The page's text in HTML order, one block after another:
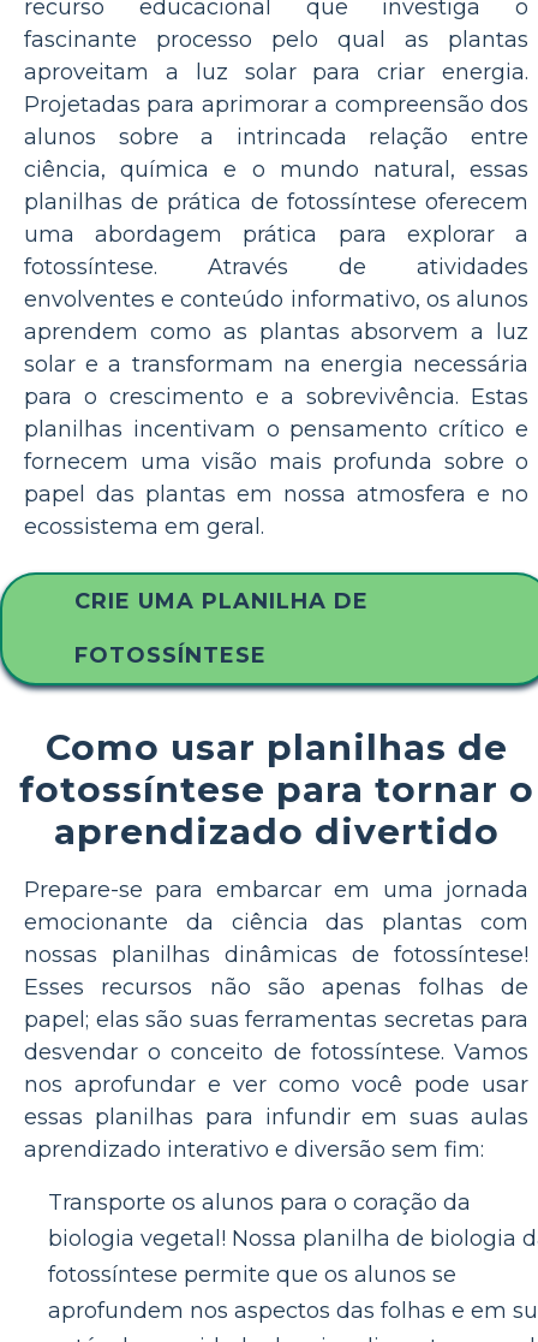
recurso educacional que investiga o
fascinante processo pelo qual as plantas
aproveitam a luz solar para criar energia.
Projetadas para aprimorar a compreensão dos
alunos sobre a intrincada relação entre
ciência, química e o mundo natural, essas
planilhas de prática de fotossíntese oferecem
uma abordagem prática para explorar a
fotossíntese. Através de atividades
envolventes e conteúdo informativo, os alunos
aprendem como as plantas absorvem a luz
solar e a transformam na energia necessária
para o crescimento e a sobrevivência. Estas
planilhas incentivam o pensamento crítico e
fornecem uma visão mais profunda sobre o
papel das plantas em nossa atmosfera e no
ecossistema em geral.
CRIE UMA PLANILHA DE
FOTOSSÍNTESE
Como usar planilhas de
fotossíntese para tornar o
aprendizado divertido
Prepare-se para embarcar em uma jornada
emocionante da ciência das plantas com
nossas planilhas dinâmicas de fotossíntese!
Esses recursos não são apenas folhas de
papel; elas são suas ferramentas secretas para
desvendar o conceito de fotossíntese. Vamos
nos aprofundar e ver como você pode usar
essas planilhas para infundir em suas aulas
aprendizado interativo e diversão sem fim:
Transporte os alunos para o coração da
biologia vegetal! Nossa planilha de biologia
fotossíntese permite que os alunos se
aprofundem nos aspectos das folhas e em